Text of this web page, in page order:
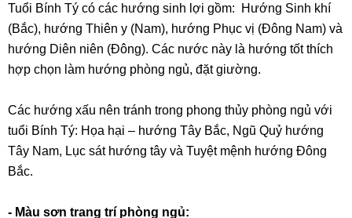
Tuổi Bính Tý có các hướng sinh lợi gồm: Hướng Sinh khí
(Bắc), hướng Thiên y (Nam), hướng Phục vị (Đông Nam) và
hướng Diên niên (Đông). Các nước này là hướng tốt thích
hợp chọn làm hướng phòng ngủ, đặt giường.
Các hướng xấu nên tránh trong phong thủy phòng ngủ với
tuổi Bính Tý: Họa hại – hướng Tây Bắc, Ngũ Quỷ hướng
Tây Nam, Lục sát hướng tây và Tuyệt mệnh hướng Đông
Bắc.
- Màu sơn trang trí phòng ngủ: